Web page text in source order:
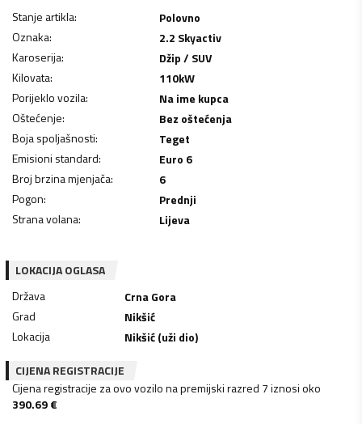
Stanje artikla:
Polovno
Oznaka:
2.2 Skyactiv
Karoserija:
Džip / SUV
Kilovata: 110kW
Porijeklo vozila:
Na ime kupca
Oštećenje:
Bez oštećenja
Boja spoljašnosti:
Teget
Emisioni standard:
Euro 6
Broj brzina mjenjača:
6
Pogon:
Prednji
Strana volana: Lijeva
LOKACIJA OGLASA
Država
Crna Gora
Grad
Nikšić
Lokacija
Nikšić (uži dio)
CIJENA REGISTRACIJE
Cijena registracije za ovo vozilo na premijski razred 7 iznosi oko
390.69€